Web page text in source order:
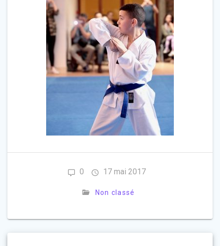
0 17 mai 2017
Non classé